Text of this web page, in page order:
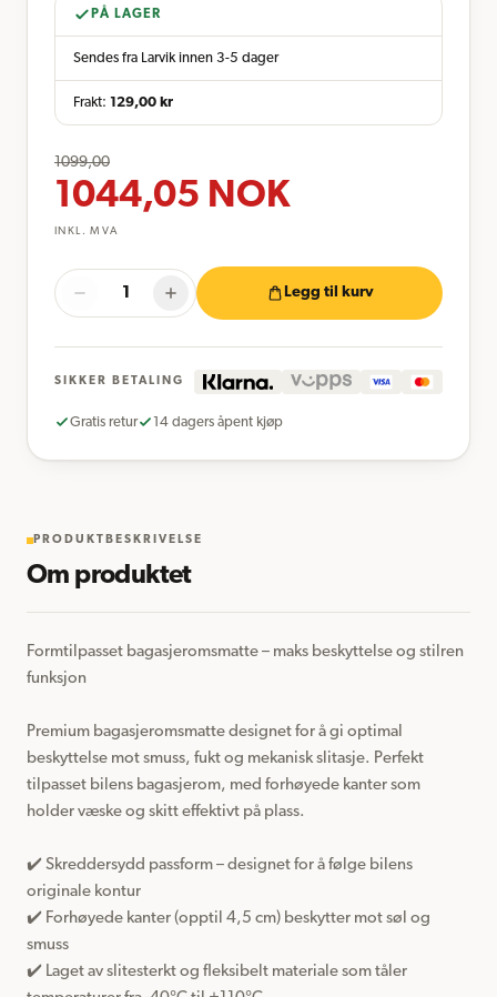
PÅ LAGER
Sendes fra Larvik innen 3-5 dager
Frakt: 129,00 kr
1099,00
1044,05 NOK
INKL. MVA
Legg til kurv
SIKKER BETALING
Gratis retur 14 dagers åpent kjøp
PRODUKTBESKRIVELSE
Om produktet
Formtilpasset bagasjeromsmatte – maks beskyttelse og stilren
funksjon
Premium bagasjeromsmatte designet for å gi optimal
beskyttelse mot smuss, fukt og mekanisk slitasje. Perfekt
tilpasset bilens bagasjerom, med forhøyede kanter som
holder væske og skitt effektivt på plass.
✔️ Skreddersydd passform – designet for å følge bilens
originale kontur
✔️ Forhøyede kanter (opptil 4,5 cm) beskytter mot søl og
smuss
✔️ Laget av slitesterkt og fleksibelt materiale som tåler